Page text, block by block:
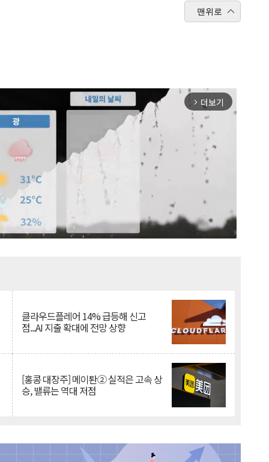
맨위로
arrow_forward_ios 더보기
클라우드플레어 14% 급등해 신고
점...AI 지출 확대에 전망 상향
[홍콩 대장주] 메이퇀② 실적은 고속 상
승, 밸류는 역대 저점